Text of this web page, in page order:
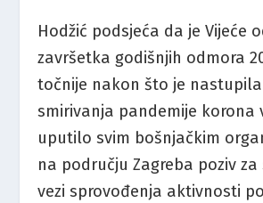
Hodžić podsjeća da je Vijeće
završetka godišnjih odmora
točnije nakon što je
smirivanja pandemije korona
uputilo svim bošnjačkim
na području Zagreba poziv
vezi sprovođenja aktivnosti